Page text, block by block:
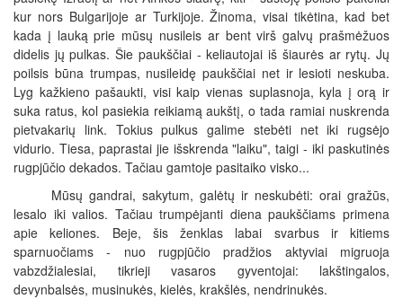
kur nors Bulgarijoje ar Turkijoje. Žinoma, visai tikėtina, kad bet
kada į lauką prie mūsų nusileis ar bent virš galvų prašmėžuos
didelis jų pulkas. Šie paukščiai - keliautojai iš šiaurės ar rytų. Jų
poilsis būna trumpas, nusileidę paukščiai net ir lesioti neskuba.
Lyg kažkieno pašaukti, visi kaip vienas suplasnoja, kyla į orą ir
suka ratus, kol pasiekia reikiamą aukštį, o tada ramiai nuskrenda
pietvakarių link. Tokius pulkus galime stebėti net iki rugsėjo
vidurio. Tiesa, paprastai jie išskrenda "laiku", taigi - iki paskutinės
rugpjūčio dekados. Tačiau gamtoje pasitaiko visko...
Mūsų gandrai, sakytum, galėtų ir neskubėti: orai gražūs,
lesalo iki valios. Tačiau trumpėjanti diena paukščiams primena
apie keliones. Beje, šis ženklas labai svarbus ir kitiems
sparnuočiams - nuo rugpjūčio pradžios aktyviai migruoja
vabzdžialesiai, tikrieji vasaros gyventojai: lakštingalos,
devynbalsės, musinukės, kielės, krakšlės, nendrinukės.